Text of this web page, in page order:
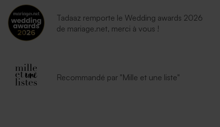
Tadaaz remporte le Wedding awards 2026
de mariage.net, merci à vous !
Recommandé par "Mille et une liste"